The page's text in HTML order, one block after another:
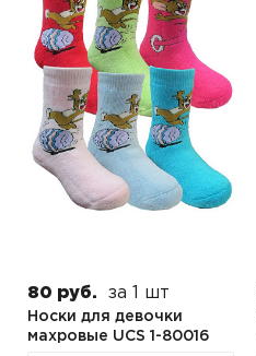
80 руб. за 1 шт
Носки для девочки
махровые UCS 1-80016